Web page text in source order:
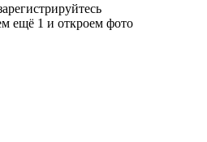
ещё 1 и откроем фото